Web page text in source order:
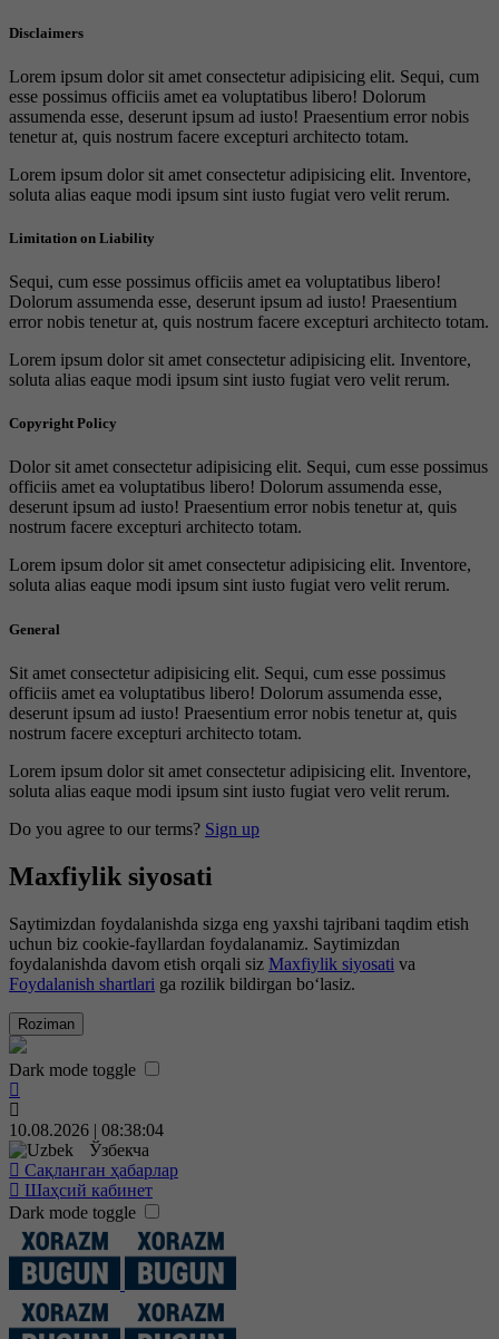
Disclaimers
Lorem ipsum dolor sit amet consectetur adipisicing elit. Sequi, cum
esse possimus officiis amet ea voluptatibus libero! Dolorum
assumenda esse, deserunt ipsum ad iusto! Praesentium error nobis
tenetur at, quis nostrum facere excepturi architecto totam.
Lorem ipsum dolor sit amet consectetur adipisicing elit. Inventore,
soluta alias eaque modi ipsum sint iusto fugiat vero velit rerum.
Limitation on Liability
Sequi, cum esse possimus officiis amet ea voluptatibus libero!
Dolorum assumenda esse, deserunt ipsum ad iusto! Praesentium
error nobis tenetur at, quis nostrum facere excepturi architecto totam.
Lorem ipsum dolor sit amet consectetur adipisicing elit. Inventore,
soluta alias eaque modi ipsum sint iusto fugiat vero velit rerum.
Copyright Policy
Dolor sit amet consectetur adipisicing elit. Sequi, cum esse possimus
officiis amet ea voluptatibus libero! Dolorum assumenda esse,
deserunt ipsum ad iusto! Praesentium error nobis tenetur at, quis
nostrum facere excepturi architecto totam.
Lorem ipsum dolor sit amet consectetur adipisicing elit. Inventore,
soluta alias eaque modi ipsum sint iusto fugiat vero velit rerum.
General
Sit amet consectetur adipisicing elit. Sequi, cum esse possimus
officiis amet ea voluptatibus libero! Dolorum assumenda esse,
deserunt ipsum ad iusto! Praesentium error nobis tenetur at, quis
nostrum facere excepturi architecto totam.
Lorem ipsum dolor sit amet consectetur adipisicing elit. Inventore,
soluta alias eaque modi ipsum sint iusto fugiat vero velit rerum.
Do you agree to our terms? Sign up
Maxfiylik siyosati
Saytimizdan foydalanishda sizga eng yaxshi tajribani taqdim etish
uchun biz cookie-fayllardan foydalanamiz. Saytimizdan
foydalanishda davom etish orqali siz Maxfiylik siyosati va
Foydalanish shartlari ga rozilik bildirgan bo‘lasiz.
Roziman
Dark mode toggle
10.08.2026 | 08:38:05
Ўзбекча
Сақланган ҳабарлар
Шаҳсий кабинет
Dark mode toggle